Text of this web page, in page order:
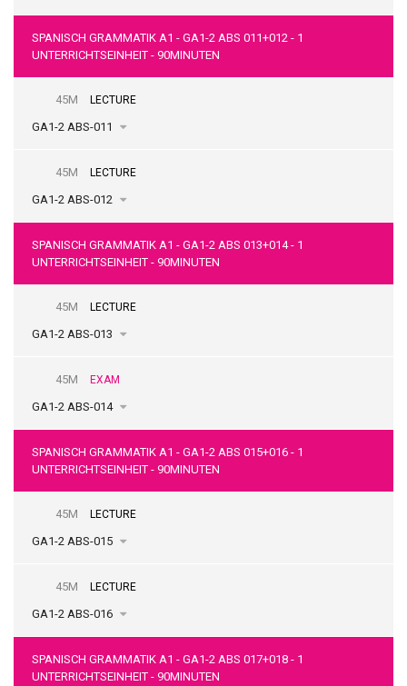
SPANISCH GRAMMATIK A1 - GA1-2 ABS 011+012 - 1
UNTERRICHTSEINHEIT - 90MINUTEN
GA1-2 ABS-011
45M LECTURE
GA1-2 ABS-012
45M LECTURE
SPANISCH GRAMMATIK A1 - GA1-2 ABS 013+014 - 1
UNTERRICHTSEINHEIT - 90MINUTEN
GA1-2 ABS-013
45M LECTURE
GA1-2 ABS-014
45M EXAM
SPANISCH GRAMMATIK A1 - GA1-2 ABS 015+016 - 1
UNTERRICHTSEINHEIT - 90MINUTEN
GA1-2 ABS-015
45M LECTURE
GA1-2 ABS-016
45M LECTURE
SPANISCH GRAMMATIK A1 - GA1-2 ABS 017+018 - 1
UNTERRICHTSEINHEIT - 90MINUTEN